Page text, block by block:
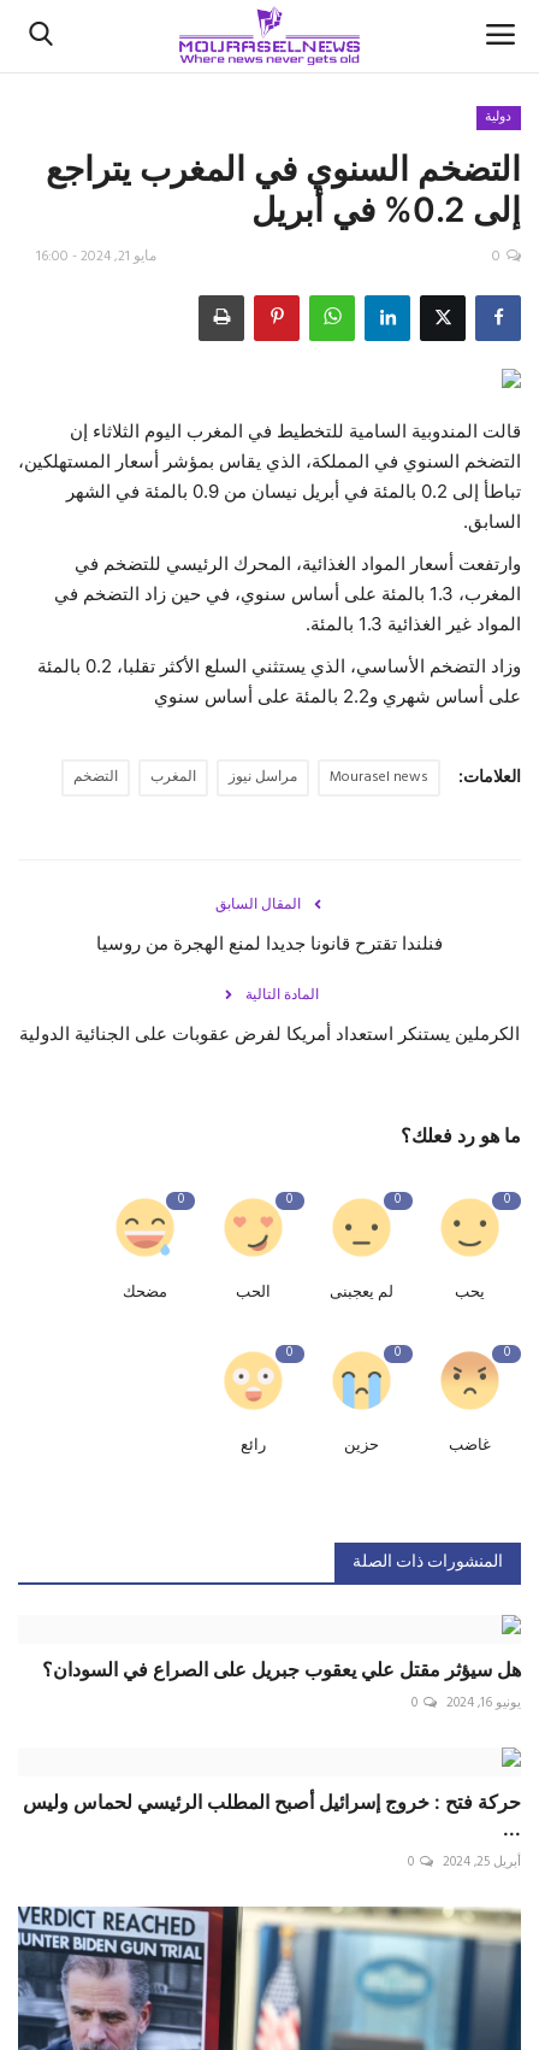
الأخبار
كتّابنا
اقتصاد
رياضة
فيديو
حياة
دولية
التضخم السنوي في المغرب يتراجع
إلى 0.2% في أبريل
مايو 21, 2024 - 16:00 0
قالت المندوبية السامية للتخطيط في المغرب اليوم الثلاثاء إن
التضخم السنوي في المملكة، الذي يقاس بمؤشر أسعار المستهلكين،
تباطأ إلى 0.2 بالمئة في أبريل نيسان من 0.9 بالمئة في الشهر
السابق.
وارتفعت أسعار المواد الغذائية، المحرك الرئيسي للتضخم في
المغرب، 1.3 بالمئة على أساس سنوي، في حين زاد التضخم في
المواد غير الغذائية 1.3 بالمئة.
وزاد التضخم الأساسي، الذي يستثني السلع الأكثر تقلبا، 0.2 بالمئة
على أساس شهري و2.2 بالمئة على أساس سنوي
العلامات: Mourasel news مراسل نيوز المغرب التضخم
المقال السابق
فنلندا تقترح قانونا جديدا لمنع الهجرة من روسيا
المادة التالية
الكرملين يستنكر استعداد أمريكا لفرض عقوبات على الجنائية الدولية
ما هو رد فعلك؟
0
يحب
0
لم يعجبنى
0
الحب
0
مضحك
0
غاضب
0
حزين
0
رائع
المنشورات ذات الصلة
هل سيؤثر مقتل علي يعقوب جبريل على الصراع في السودان؟
يونيو 16, 2024 0
حركة فتح : خروج إسرائيل أصبح المطلب الرئيسي لحماس وليس
...
أبريل 25, 2024 0